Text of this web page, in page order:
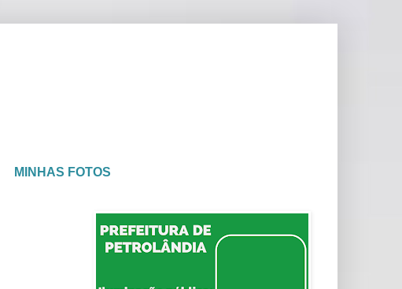
MINHAS FOTOS